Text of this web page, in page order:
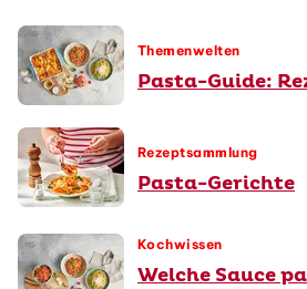
Themenwelten
Pasta-Guide:
Rezeptsammlung
Pasta-Gerichte
Kochwissen
Welche Sauce